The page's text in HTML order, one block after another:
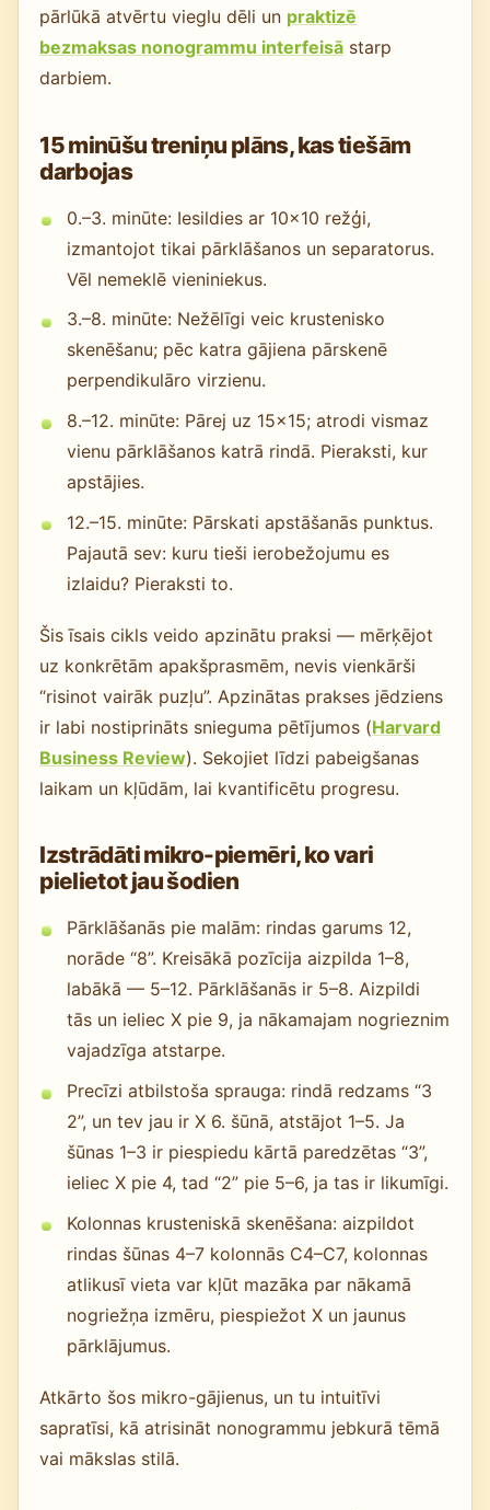
pārlūkā atvērtu vieglu dēli un praktizē
bezmaksas nonogrammu interfeisā starp
darbiem.
15 minūšu treniņu plāns, kas tiešām
darbojas
0.–3. minūte: Iesildies ar 10×10 režģi,
izmantojot tikai pārklāšanos un separatorus.
Vēl nemeklē vieniniekus.
3.–8. minūte: Nežēlīgi veic krustenisko
skenēšanu; pēc katra gājiena pārskenē
perpendikulāro virzienu.
8.–12. minūte: Pārej uz 15×15; atrodi vismaz
vienu pārklāšanos katrā rindā. Pieraksti, kur
apstājies.
12.–15. minūte: Pārskati apstāšanās punktus.
Pajautā sev: kuru tieši ierobežojumu es
izlaidu? Pieraksti to.
Šis īsais cikls veido apzinātu praksi — mērķējot
uz konkrētām apakšprasmēm, nevis vienkārši
“risinot vairāk puzļu”. Apzinātas prakses jēdziens
ir labi nostiprināts snieguma pētījumos (Harvard
Business Review). Sekojiet līdzi pabeigšanas
laikam un kļūdām, lai kvantificētu progresu.
Izstrādāti mikro-piemēri, ko vari
pielietot jau šodien
Pārklāšanās pie malām: rindas garums 12,
norāde “8”. Kreisākā pozīcija aizpilda 1–8,
labākā — 5–12. Pārklāšanās ir 5–8. Aizpildi
tās un ieliec X pie 9, ja nākamajam nogrieznim
vajadzīga atstarpe.
Precīzi atbilstoša sprauga: rindā redzams “3
2”, un tev jau ir X 6. šūnā, atstājot 1–5. Ja
šūnas 1–3 ir piespiedu kārtā paredzētas “3”,
ieliec X pie 4, tad “2” pie 5–6, ja tas ir likumīgi.
Kolonnas krusteniskā skenēšana: aizpildot
rindas šūnas 4–7 kolonnās C4–C7, kolonnas
atlikusī vieta var kļūt mazāka par nākamā
nogriežņa izmēru, piespiežot X un jaunus
pārklājumus.
Atkārto šos mikro-gājienus, un tu intuitīvi
sapratīsi, kā atrisināt nonogrammu jebkurā tēmā
vai mākslas stilā.